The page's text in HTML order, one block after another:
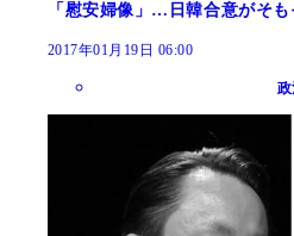
「慰安婦像」…日韓合意がそ
2017年01月19日 06:00